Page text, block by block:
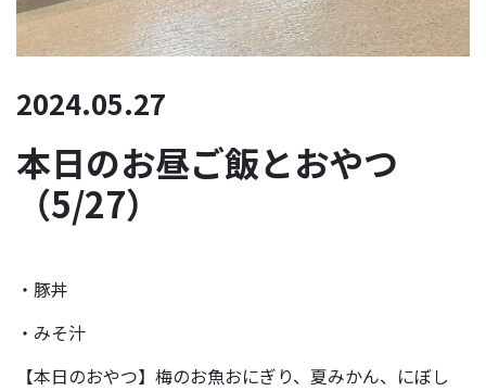
2024.05.27
本日のお昼ご飯とおやつ
（5/27）
・豚丼
・みそ汁
【本日のおやつ】梅のお魚おにぎり、夏みかん、にぼし